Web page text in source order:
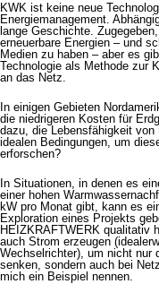
KWK ist keine neue
Energiemanagement.
lange Geschichte.
erneuerbare Energien – und
Medien zu haben – aber es
Technologie als Methode zur
an das Netz.
In einigen Gebieten
die niedrigeren Kosten für
dazu, die Lebensfähigkeit
idealen Bedingungen, um
erforschen?
In Situationen, in denen es
einer hohen
kW pro Monat gibt, kann es
Exploration eines Projekts
HEIZKRAFTWERK qualitativ
auch Strom erzeugen
Wechselrichter), um nicht nur
senken, sondern auch bei
mich ein Beispiel nennen.